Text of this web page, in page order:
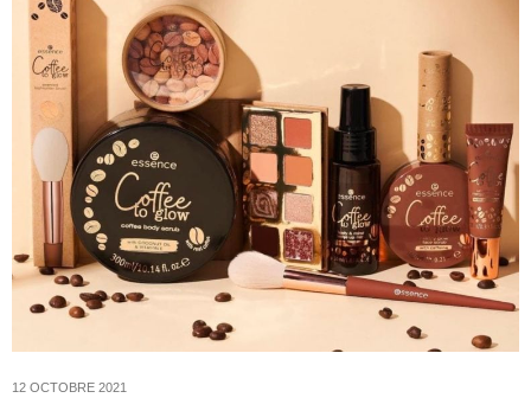
12 OCTOBRE 2021